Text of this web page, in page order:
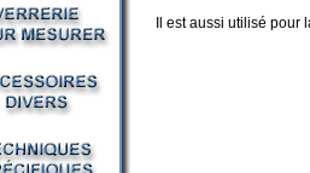
Il est aussi utilisé pour